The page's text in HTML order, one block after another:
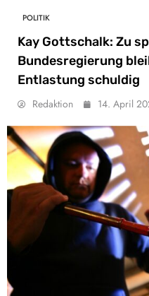
POLITIK
Kay Gottschalk: Zu
Bundesregierung
Entlastung schuldig
Redaktion 14. April